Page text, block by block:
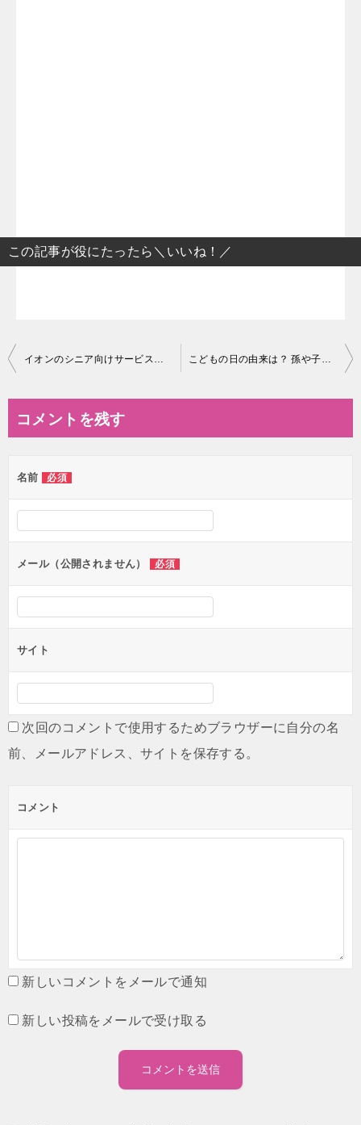
この記事が役にたったら＼いいね！／
投
ビ
ー
シ
ン
イオンのシニア向けサービスは？株主優待はキャッシュバックが受けられる？ こどもの日の由来は？ 孫や子供も喜ぶ4月権利株主優待銘柄は？
コメントを残す
名前 必須
メール（公開されません） 必須
サイト
次回のコメントで使用するためブラウザーに自分の名
前、メールアドレス、サイトを保存する。
コメント
新しいコメントをメールで通知
新しい投稿をメールで受け取る